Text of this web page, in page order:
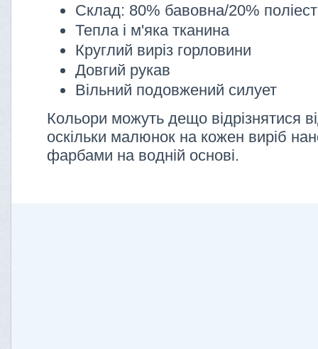
Склад: 80% бавовна/20%
Тепла і м'яка тканина
Круглий виріз горловини
Довгий рукав
Вільний подовжений силует
Кольори можуть дещо відрізнятися
оскільки малюнок на кожен виріб
фарбами на водній основі.